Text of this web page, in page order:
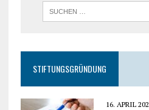
STIFTUNGSGRÜNDUNG
16. APRIL